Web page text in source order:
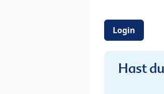
Login
Hast